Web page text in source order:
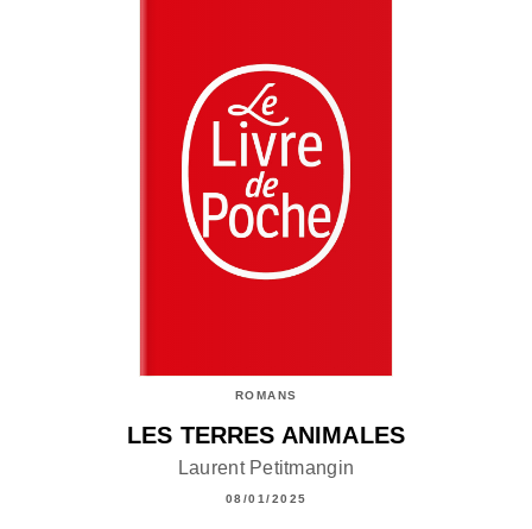
ROMANS
LES TERRES ANIMALES
Laurent Petitmangin
08/01/2025